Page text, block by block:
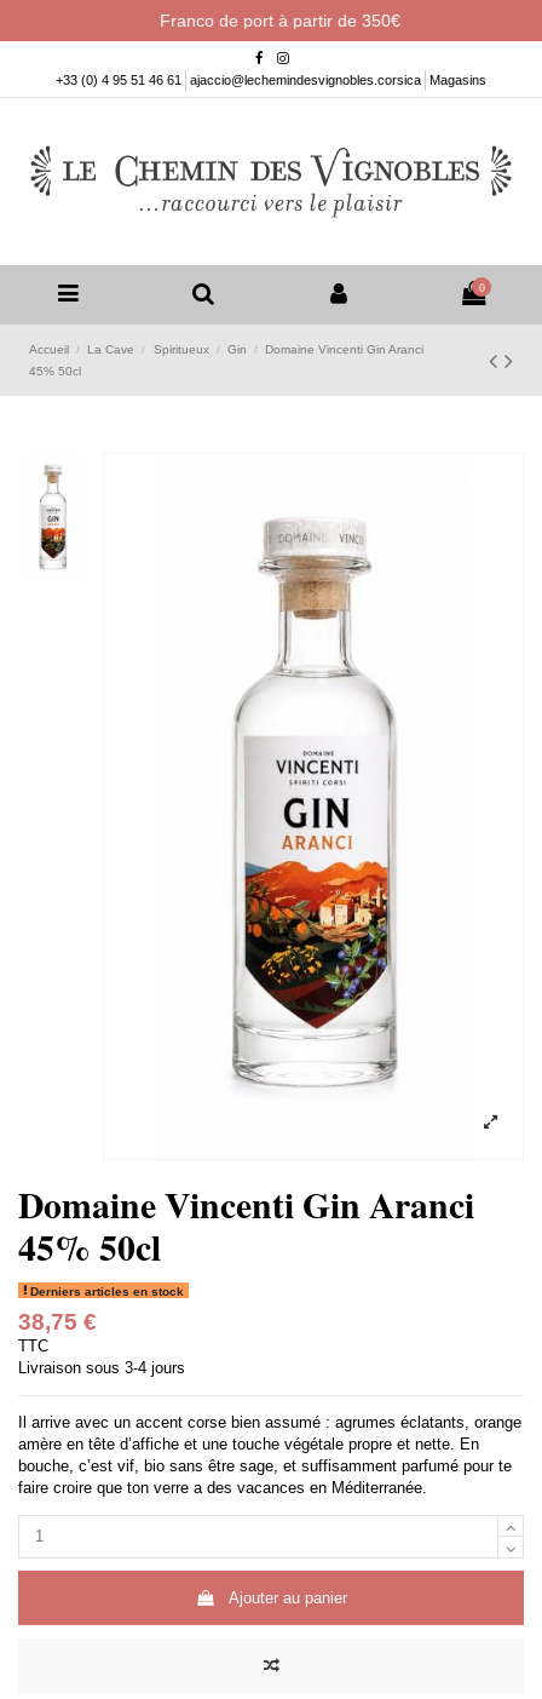
Franco de port à partir de 350€
+33 (0) 4 95 51 46 61 ajaccio@lechemindesvignobles.corsica Magasins
0
Accueil La Cave Spiritueux Gin
Domaine Vincenti Gin Aranci
45% 50cl
Domaine Vincenti Gin Aranci
45% 50cl
Derniers articles en stock
38,75 €
TTC
Livraison sous 3-4 jours
Il arrive avec un accent corse bien assumé : agrumes éclatants, orange
amère en tête d’affiche et une touche végétale propre et nette. En
bouche, c’est vif, bio sans être sage, et suffisamment parfumé pour te
faire croire que ton verre a des vacances en Méditerranée.
Ajouter au panier